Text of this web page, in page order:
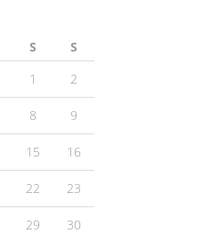
S S
1 2
8 9
15 16
22 23
29 30